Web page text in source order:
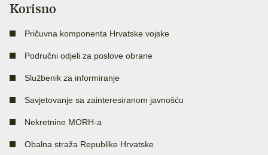
Korisno
Pričuvna komponenta Hrvatske vojske
Područni odjeli za poslove obrane
Službenik za informiranje
Savjetovanje sa zainteresiranom javnošću
Nekretnine MORH-a
Obalna straža Republike Hrvatske